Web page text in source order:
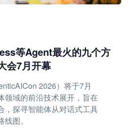
等Agent最火的九个方
会7月开幕
2026）将于7月
领域的前沿技术展开，旨在
，探寻智能体从对话式工具
图。